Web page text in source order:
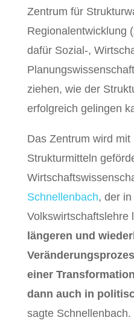
Zentrum für
Regionalentwicklung
dafür Sozial-,
ziehen, wie der
erfolgreich gelingen
Das Zentrum wird
Strukturmitteln
Schnellenbach, der
Volkswirtschaftslehre
längeren und
einer
dann auch in
sagte